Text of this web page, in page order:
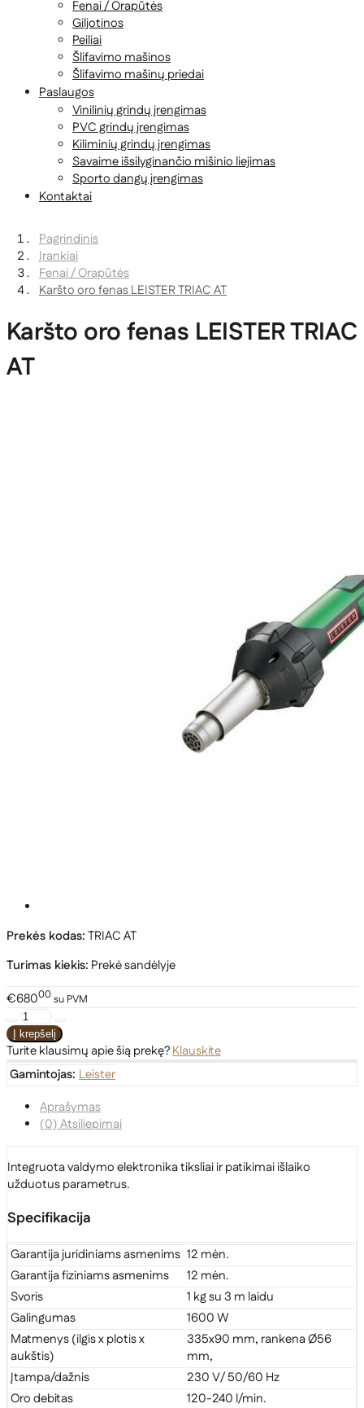
Fenai / Orapūtės
Giljotinos
Peiliai
Šlifavimo mašinos
Šlifavimo mašinų priedai
Paslaugos
Vinilinių grindų įrengimas
PVC grindų įrengimas
Kiliminių grindų įrengimas
Savaime išsilyginančio mišinio liejimas
Sporto dangų įrengimas
Kontaktai
Pagrindinis
Įrankiai
Fenai / Orapūtės
Karšto oro fenas LEISTER TRIAC AT
Karšto oro fenas LEISTER TRIAC
AT
Prekės kodas:TRIAC AT
Turimas kiekis: Prekė sandėlyje
€68000su PVM
Turite klausimų apie šią prekę?Klauskite
Gamintojas: Leister
Aprašymas
(0) Atsiliepimai
Integruota valdymo elektronika tiksliai ir patikimai išlaiko
užduotus parametrus.
Specifikacija
Garantija juridiniams asmenims 12 mėn.
Garantija fiziniams asmenims
12 mėn.
Svoris
1 kg su 3 m laidu
Galingumas
1600 W
Matmenys (ilgis x plotis x
aukštis)
335x90 mm, rankena Ø56
mm,
Įtampa/dažnis
230 V/ 50/60 Hz
Oro debitas
120-240 l/min.